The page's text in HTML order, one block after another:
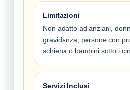
Limitazioni
Non adatto ad anziani,
gravidanza, persone con
schiena o bambini sotto i
Servizi Inclusi